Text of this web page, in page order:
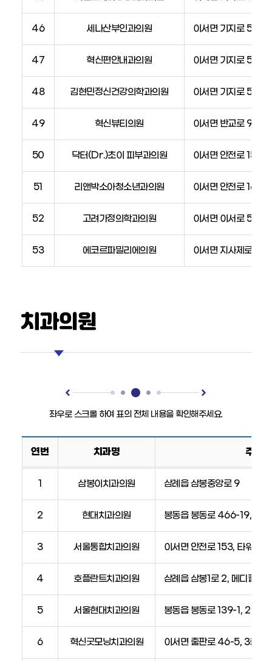
46 세나산부인과의원 이서면 기지로 56
47 혁신편안내과의원 이서면 기지로 56,
48 김현민정신건강의학과의원 이서면 기지로 56, 3
49 혁신뷰티의원 이서면 반교로 99,
50 닥터(Dr.)초이 피부과의원 이서면 안전로 153 (
51 리앤박소아청소년과의원 이서면 안전로
52 고려가정의학과의원 이서면 이서로 59
53 에코르파밀리에의원 이서면 지사제로
치과의원
의
안
소,
화
연번 치과명 주소
1 삼봉이치과의원 삼례읍 삼봉중앙로 9
2 현대치과의원 봉동읍 봉동로 466-19, 2층
3 서울통합치과의원 이서면 안전로 153, 타워숲
4 호플란트치과의원 삼례읍 삼봉1로 2, 메디컬
5 서울현대치과의원 봉동읍 봉동로 139-1, 2층
6 혁신굿모닝치과의원 이서면 출판로 46-5, 3층